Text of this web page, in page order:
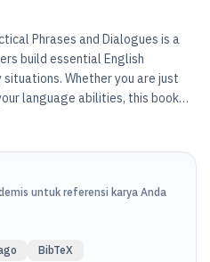
Phrases and Dialogues is a
build essential English
Whether you are just
language abilities, this book
that will assist you in
untuk referensi karya Anda
BibTeX